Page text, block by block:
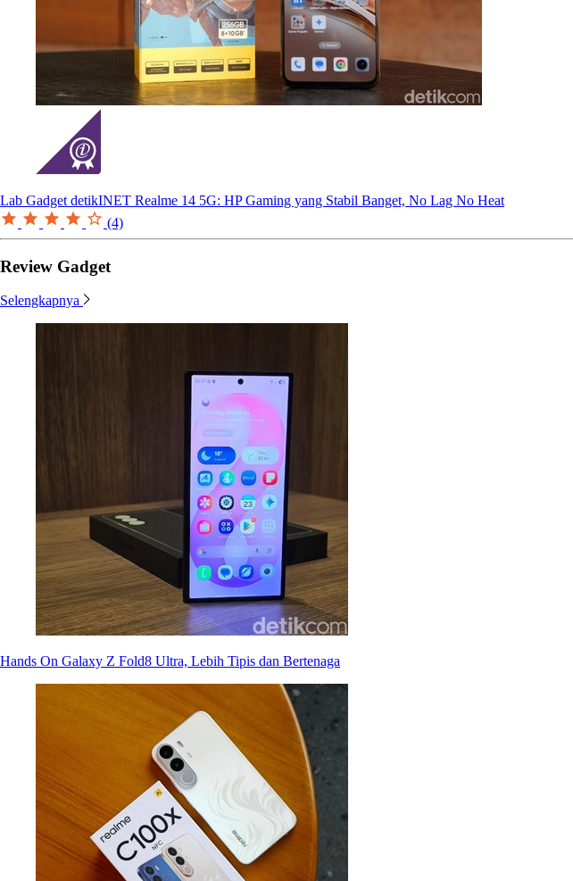
Lab Gadget detikINET Realme 14 5G: HP Gaming yang Stabil Banget, No Lag No Heat
(4)
Review Gadget
Selengkapnya
Hands On Galaxy Z Fold8 Ultra, Lebih Tipis dan Bertenaga